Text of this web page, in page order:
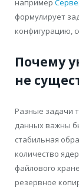
например
формулирует
конфигурацию,
Почему
не
Разные задачи
данных важны
стабильная
количество
файлового
резервное